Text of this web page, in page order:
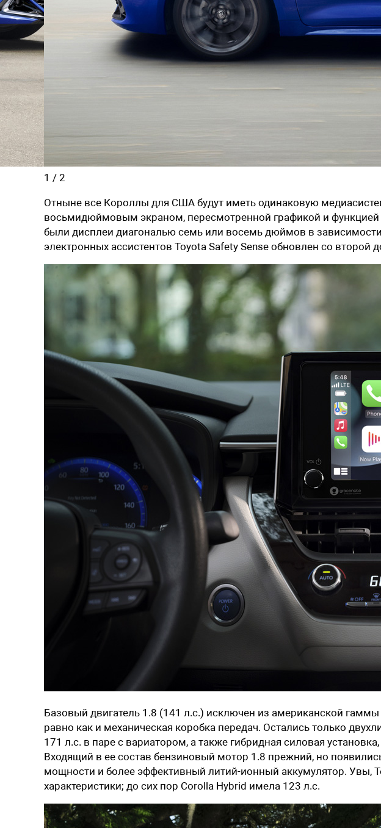
1 / 2
Отныне все Короллы для США будут иметь одинаковую
восьмидюймовым экраном, пересмотренной графикой и функцией
были дисплеи диагональю семь или восемь дюймов в
электронных ассистентов Toyota Safety Sense обновлен со второй
Базовый двигатель 1.8 (141 л.с.) исключен из американской гаммы
равно как и механическая коробка передач. Остались только
171 л.с. в паре с вариатором, а также гибридная силовая
Входящий в ее состав бензиновый мотор 1.8 прежний, но
мощности и более эффективный литий-ионный аккумулятор. Увы,
характеристики; до сих пор Corolla Hybrid имела 123 л.с.